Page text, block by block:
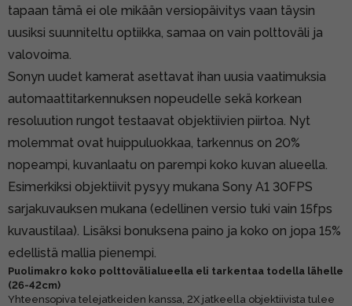
tapaan tämä ei ole mikään versiopäivitys vaan täysin
uusiksi suunniteltu optiikka, samaa on vain polttoväli ja
valovoima.
Sonyn uudet kamerat asettavat ihan uusia vaatimuksia
automaattitarkennuksen nopeudelle sekä korkean
resoluution rungot testaavat objektiivien piirtoa. Nyt
molemmat ovat huippuluokkaa, tarkennus on 20%
nopeampi, kuvanlaatu on parempi koko kuvan alueella.
Esimerkiksi objektiivit pysyy mukana Sony A1 30FPS
sarjakuvauksen mukana (edellinen versio tuki vain 15fps
kuvaustilaa). Lisäksi bonuksena paino ja koko on jopa 15%
edellistä mallia pienempi.
Puolimakro koko polttovälialueella eli tarkentaa todella lähelle
(26-42cm)
Yhteensopiva telejatkeiden kanssa, 2X jatkeella objektiivista tulee